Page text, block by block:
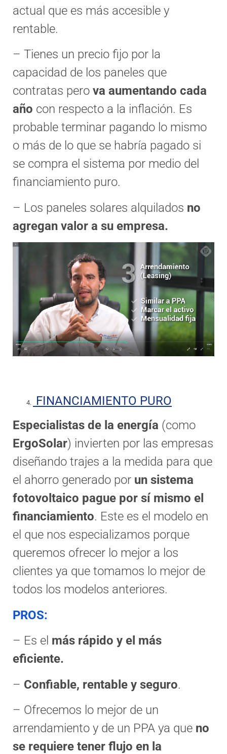
actual que es más accesible y
rentable.
– Tienes un precio fijo por la
capacidad de los paneles que
contratas pero va aumentando cada
año con respecto a la inflación. Es
probable terminar pagando lo mismo
o más de lo que se habría pagado si
se compra el sistema por medio del
financiamiento puro.
– Los paneles solares alquilados no
agregan valor a su empresa.
FINANCIAMIENTO PURO
Especialistas de la energía (como
ErgoSolar) invierten por las empresas
diseñando trajes a la medida para que
el ahorro generado por un sistema
fotovoltaico pague por sí mismo el
financiamiento. Este es el modelo en
el que nos especializamos porque
queremos ofrecer lo mejor a los
clientes ya que tomamos lo mejor de
todos los modelos anteriores.
PROS:
– Es el más rápido y el más
eficiente.
– Confiable, rentable y seguro.
– Ofrecemos lo mejor de un
arrendamiento y de un PPA ya que no
se requiere tener flujo en la